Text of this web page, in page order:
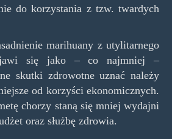
do korzystania z tzw. twardych
marihuany z utylitarnego
jawi się jako – co najmniej –
skutki zdrowotne uznać należy
od korzyści ekonomicznych.
chorzy staną się mniej wydajni
oraz służbę zdrowia.